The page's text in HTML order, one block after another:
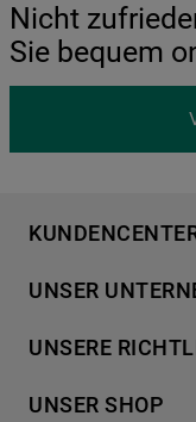
Nicht
Sie bequem
Händlersuche
Häufige Fragen
Kontakt
UNSER
Für Händler
Karriere
UNSERE
Cookies
UNSER SHOP